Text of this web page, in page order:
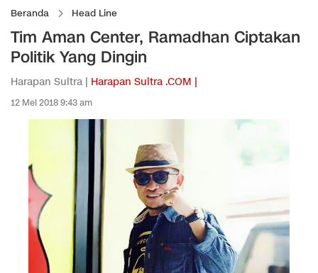
Beranda Head Line
Tim Aman Center, Ramadhan Ciptakan
Politik Yang Dingin
Harapan Sultra | Harapan Sultra .COM |
12 Mei 2018 9:43 am